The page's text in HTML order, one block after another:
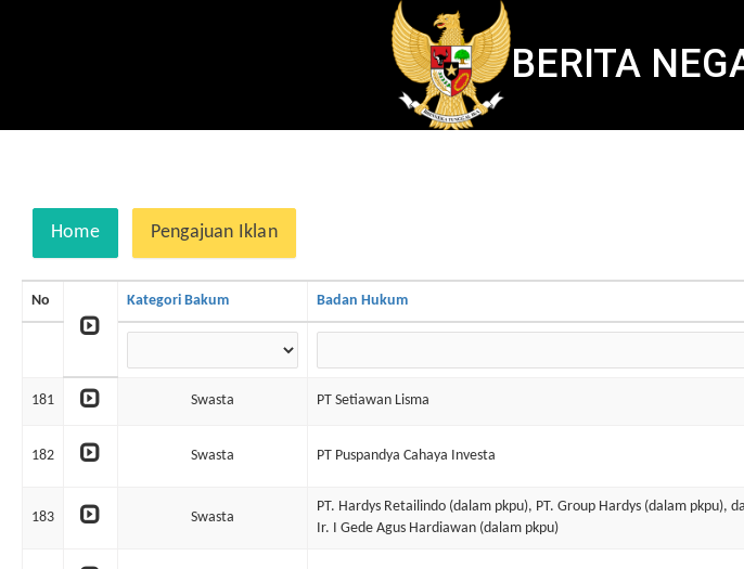
BERITA
Home Pengajuan Iklan
No
Kategori Bakum Badan Hukum
181 Swasta PT Setiawan Lisma
182 Swasta PT Puspandya Cahaya Investa
183 Swasta
PT. Hardys Retailindo (dalam pkpu), PT. Group Hardys (dalam pkpu),
Ir. I Gede Agus Hardiawan (dalam pkpu)